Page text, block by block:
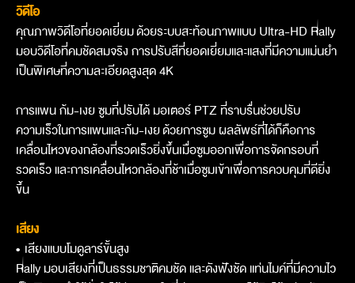
วิดีโอ
คุณภาพวิดีโอที่ยอดเยี่ยมด้วยระบบสะท้อนภาพแบบ Ultra-HD Rally
มอบวิดีโอที่คมชัดสมจริง การปรับสีที่ยอดเยี่ยมและแสงที่มีความแม่นยำ
เป็นพิเศษที่ความละเอียดสูงสุด 4K
การแพน ก้ม-เงย ซูมที่ปรับได้ มอเตอร์ PTZ ที่ราบรื่นช่วยปรับ
ความเร็วในการแพนและก้ม-เงย ด้วยการซูม ผลลัพธ์ที่ได้ก็คือการ
เคลื่อนไหวของกล้องที่รวดเร็วยิ่งขึ้นเมื่อซูมออกเพื่อการจัดกรอบที่
รวดเร็ว และการเคลื่อนไหวกล้องที่ช้าเมื่อซูมเข้าเพื่อการควบคุมที่ดียิ่ง
ขึ้น
เสียง
• เสียงแบบโมดูลาร์ขั้นสูง
Rally มอบเสียงที่เป็นธรรมชาติคมชัด และดังฟังชัด แท่นไมค์ที่มีความไว